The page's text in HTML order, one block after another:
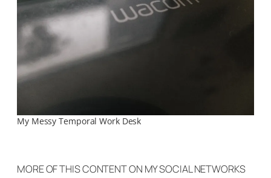
My Messy Temporal Work Desk
MORE OF THIS CONTENT ON MY SOCIAL NETWORKS